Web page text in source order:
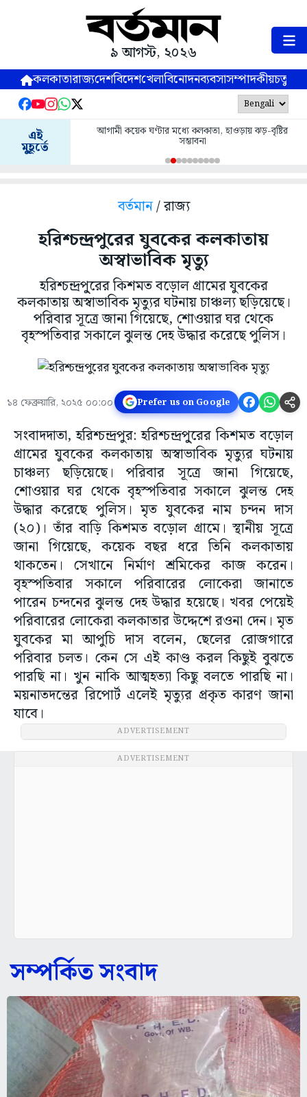
৯ আগস্ট, ২০২৬
কলকাতারাজ্যদেশবিদেশখেলাবিনোদনব্যবসাসম্পাদকীয়
এই
মুহূর্তে
আগামী কয়েক ঘণ্টার মধ্যে কলকাতা, হাওড়ায় ঝড়-বৃষ্টির
সম্ভাবনা
বর্তমান/ রাজ্য
হরিশ্চন্দ্রপুরের যুবকের কলকাতায়
অস্বাভাবিক মৃত্যু
হরিশ্চন্দ্রপু্রের কিশমত বড়োল গ্রামের যুবকের
কলকাতায় অস্বাভাবিক মৃত্যুর ঘটনায় চাঞ্চল্য ছড়িয়েছে।
পরিবার সূত্রে জানা গিয়েছে, শোওয়ার ঘর থেকে
বৃহস্পতিবার সকালে ঝুলন্ত দেহ উদ্ধার করেছে পুলিস।
১৪ ফেব্রুয়ারি, ২০২৫ ০০:০০ Prefer us on Google
সংবাদদাতা, হরিশ্চন্দ্রপুর: হরিশ্চন্দ্রপু্রের কিশমত বড়োল
গ্রামের যুবকের কলকাতায় অস্বাভাবিক মৃত্যুর ঘটনায়
চাঞ্চল্য ছড়িয়েছে। পরিবার সূত্রে জানা গিয়েছে,
শোওয়ার ঘর থেকে বৃহস্পতিবার সকালে ঝুলন্ত দেহ
উদ্ধার করেছে পুলিস। মৃত যুবকের নাম চন্দন দাস
(২০)। তাঁর বাড়ি কিশমত বড়োল গ্রামে। স্থানীয় সূত্রে
জানা গিয়েছে, কয়েক বছর ধরে তিনি কলকাতায়
থাকতেন। সেখানে নির্মাণ শ্রমিকের কাজ করেন।
বৃহস্পতিবার সকালে পরিবারের লোকেরা জানাতে
পারেন চন্দনের ঝুলন্ত দেহ উদ্ধার হয়েছে। খবর পেয়েই
পরিবারের লোকেরা কলকাতার উদ্দেশে রওনা দেন। মৃত
যুবকের মা আপুচি দাস বলেন, ছেলের রোজগারে
পরিবার চলত। কেন সে এই কাণ্ড করল কিছুই বুঝতে
পারছি না। খুন নাকি আত্মহত্যা কিছু বলতে পারছি না।
ময়নাতদন্তের রিপোর্ট এলেই মৃত্যুর প্রকৃত কারণ জানা
যাবে।
ADVERTISEMENT
ADVERTISEMENT
সম্পর্কিত সংবাদ